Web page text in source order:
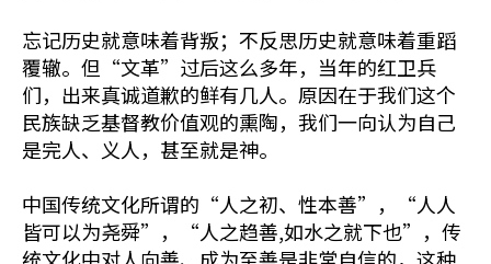
忘记历史就意味着背叛；不反思历史就意味着重蹈
覆辙。但“文革”过后这么多年，当年的红卫兵
们，出来真诚道歉的鲜有几人。原因在于我们这个
民族缺乏基督教价值观的熏陶，我们一向认为自己
是完人、义人，甚至就是神。
中国传统文化所谓的“人之初、性本善”，“人人
皆可以为尧舜”，“人之趋善,如水之就下也”，传